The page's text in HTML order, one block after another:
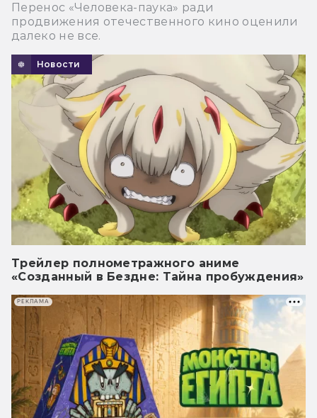
Перенос «Человека-паука» ради
продвижения отечественного кино оценили
далеко не все.
Новости
Трейлер полнометражного аниме
«Созданный в Бездне: Тайна пробуждения»
РЕКЛАМА